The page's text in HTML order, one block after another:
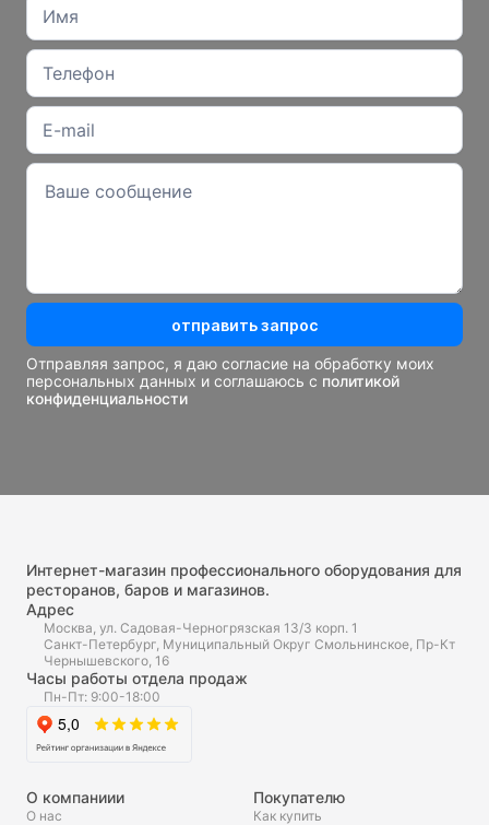
отправить запрос
Отправляя запрос, я даю согласие на обработку моих
персональных данных и соглашаюсь с политикой
конфиденциальности
Интернет-магазин профессионального оборудования для
ресторанов, баров и магазинов.
Адрес
Москва, ул. Садовая-Черногрязская 13/3 корп. 1
Санкт-Петербург, Муниципальный Округ Смольнинское, Пр-Кт
Чернышевского, 16
Часы работы отдела продаж
Пн-Пт: 9:00-18:00
О компаниии
О нас
Покупателю
Как купить